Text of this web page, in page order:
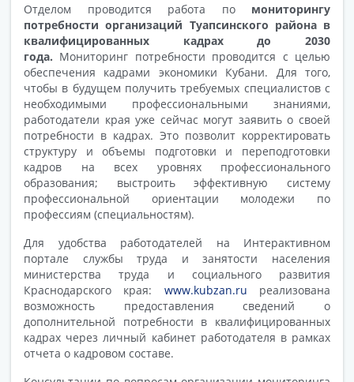
Отделом проводится работа по мониторингу
потребности организаций Туапсинского района в
квалифицированных кадрах до 2030
года. Мониторинг потребности проводится с целью
обеспечения кадрами экономики Кубани. Для того,
чтобы в будущем получить требуемых специалистов с
необходимыми профессиональными знаниями,
работодатели края уже сейчас могут заявить о своей
потребности в кадрах. Это позволит корректировать
структуру и объемы подготовки и переподготовки
кадров на всех уровнях профессионального
образования; выстроить эффективную систему
профессиональной ориентации молодежи по
профессиям (специальностям).
Для удобства работодателей на Интерактивном
портале службы труда и занятости населения
министерства труда и социального развития
Краснодарского края:
www.kubzan.ru
реализована
возможность предоставления сведений о
дополнительной потребности в квалифицированных
кадрах через личный кабинет работодателя в рамках
отчета о кадровом составе.